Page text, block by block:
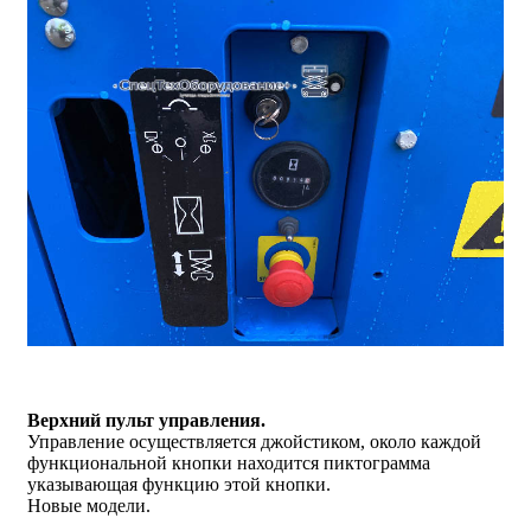
Верхний пульт управления.
Управление осуществляется джойстиком, около каждой
функциональной кнопки находится пиктограмма
указывающая функцию этой кнопки.
Новые модели.